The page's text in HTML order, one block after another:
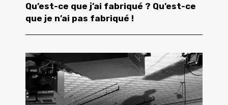
Qu’est-ce que j’ai fabriqué ? Qu’est-ce
que je n’ai pas fabriqué !